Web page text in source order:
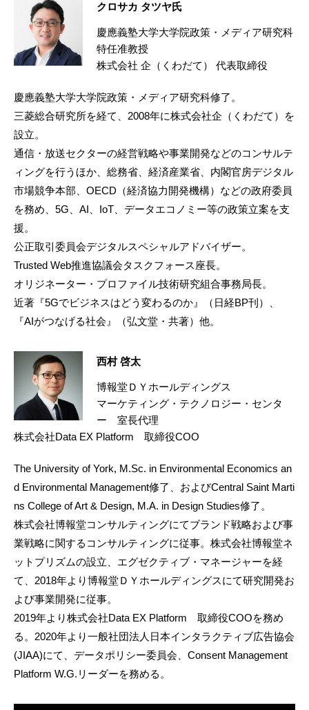
クロサカ タツヤ氏
慶應義塾大学大学院政策・メディア研究科
特任准教授
株式会社 企（くわだて） 代表取締役
慶應義塾大学大学院政策・メディア研究科修了。
三菱総合研究所を経て、2008年に株式会社企（くわだて）を
設立。
通信・放送セクターの経営戦略や事業開発などのコンサルテ
ィングを行うほか、総務省、経済産業省、内閣官房デジタル
市場競争本部、OECD（経済協力開発機構）などの政府委員
を務め、5G、AI、IoT、データエコノミー等の政策立案を支
援。
公正取引委員会デジタルスペシャルアドバイザー。
Trusted Web推進協議会タスクフォース座長。
オリジネーター・プロファイル技術研究組合事務局長。
近著『5Gでビジネスはどう変わるのか』（日経BP刊）、
『AIがつなげる社会』（弘文堂・共著）他。
西村 啓太
博報堂ＤＹホールディングス
マーケティング・テクノロジー・センタ
ー 室長代理
株式会社Data EX Platform 取締役COO
The University of York, M.Sc. in Environmental Economics an
d Environmental Management修了、およびCentral Saint Marti
ns College of Art & Design, M.A. in Design Studies修了。
株式会社博報堂コンサルティングにてブランド戦略および事
業戦略に関するコンサルティングに従事。株式会社博報堂ネ
ットプリズムの設立、エグゼクティブ・マネージャーを経
て、2018年より博報堂ＤＹホールディングスにて研究開発お
よび事業開発に従事。
2019年より株式会社Data EX Platform 取締役COOを務め
る。2020年より一般社団法人日本インタラクティブ広告協会
(JIAA)にて、データポリシー委員会、Consent Management
Platform W.G.リーダーを務める。